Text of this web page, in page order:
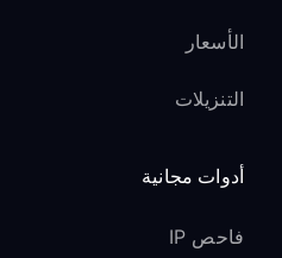
الأسعار
التنزيلات
أدوات مجانية
فاحص IP